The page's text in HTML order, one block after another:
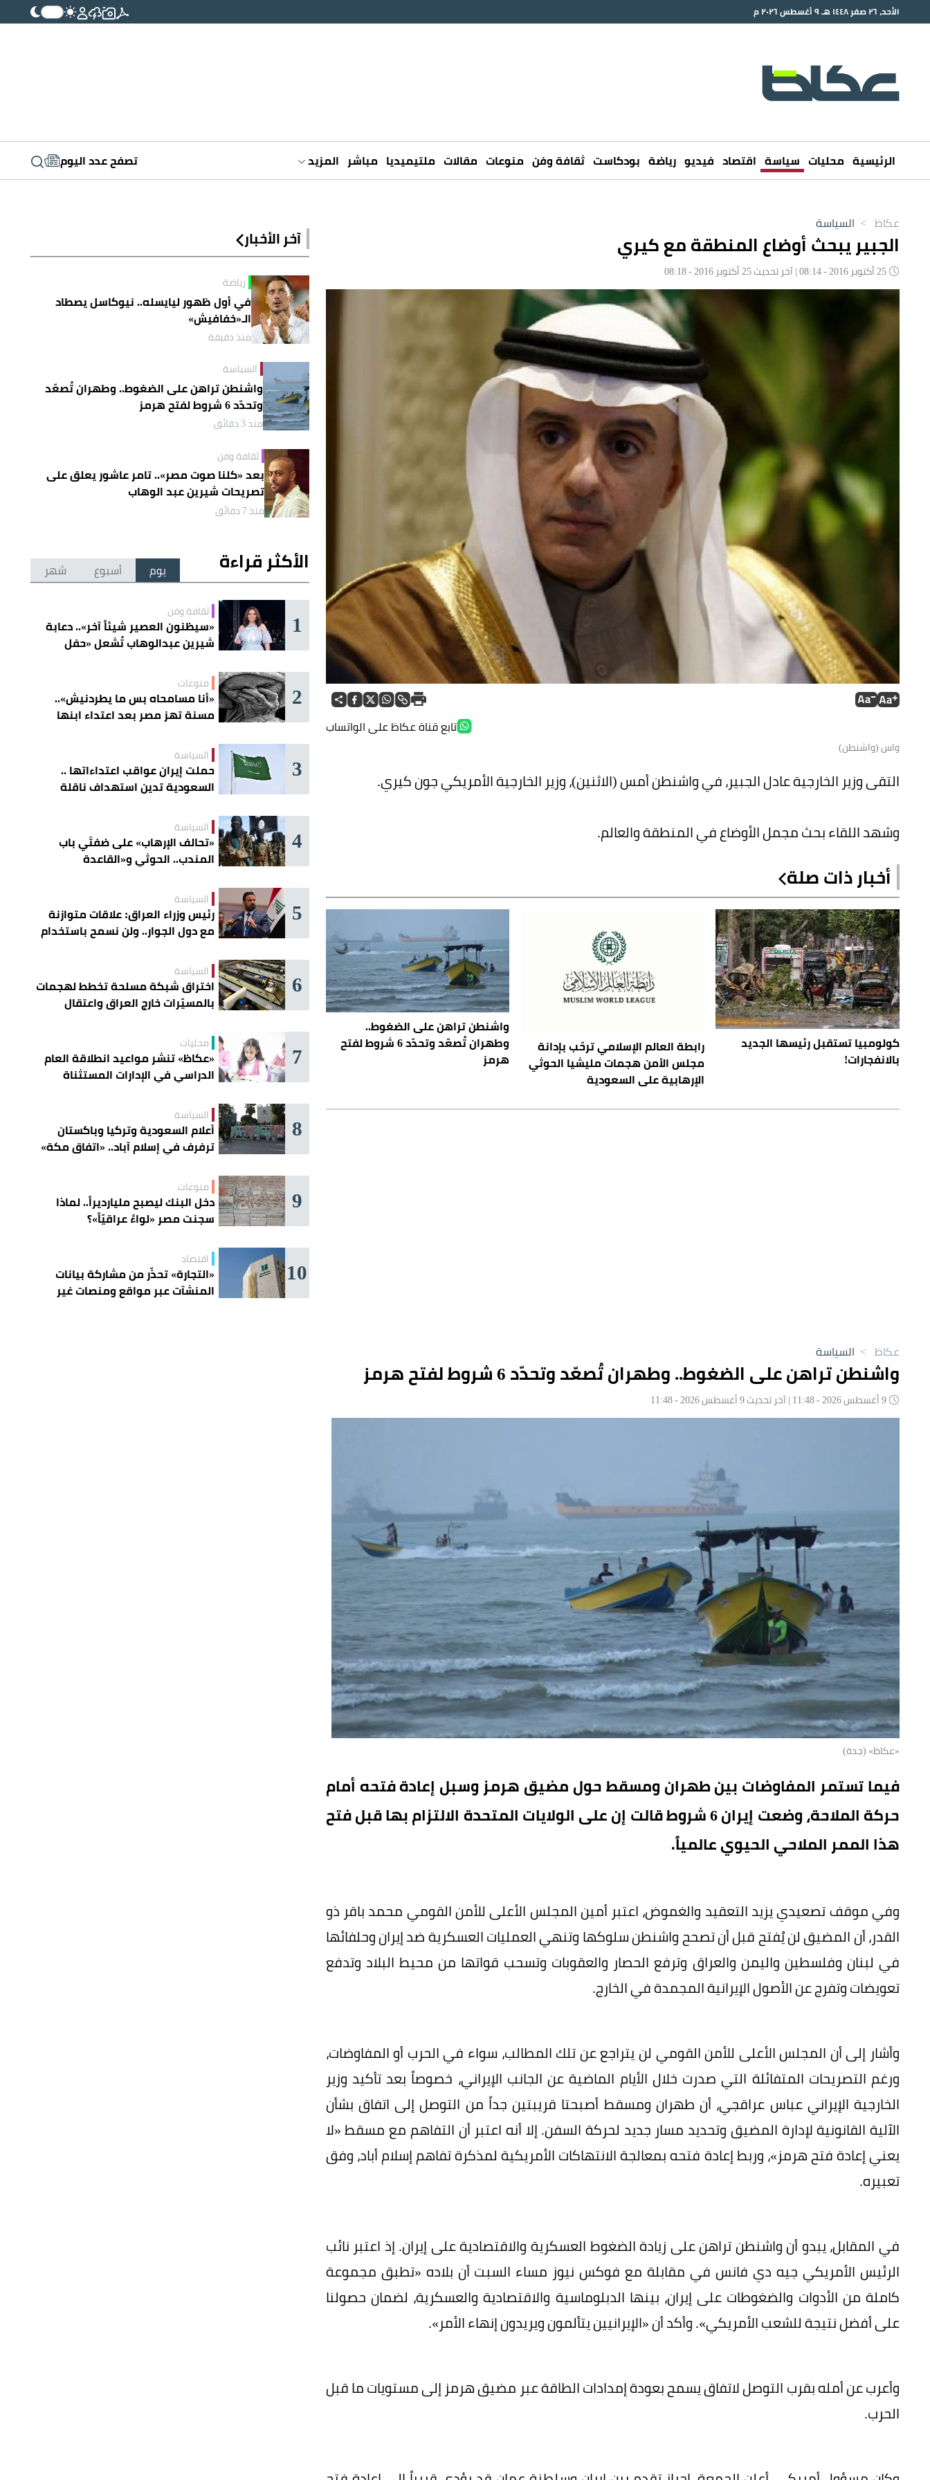
الأحد، ٢٦ صفر ١٤٤٨ هـ ٩ أغسطس ٢٠٢٦ م
الرئيسية محليات سياسة اقتصاد فيديو رياضة بودكاست ثقافة وفن منوعات مقالات ملتيميديا مباشر المزيد تصفح عدد اليوم
عكاظ > السياسة
الجبير يبحث أوضاع المنطقة مع كيري
تابع قناة عكاظ على الواتساب
واس (واشنطن)
التقى وزير الخارجية عادل الجبير، في واشنطن أمس (الاثنين)، وزير الخارجية الأمريكي جون كيري.
وشهد اللقاء بحث مجمل الأوضاع في المنطقة والعالم.
أخبار ذات صلة
كولومبيا تستقبل رئيسها الجديد
بالانفجارات!
رابطة العالم الإسلامي ترحّب بإدانة
مجلس الأمن هجمات مليشيا الحوثي
الإرهابية على السعودية
واشنطن تراهن على الضغوط..
وطهران تُصعّد وتحدّد 6 شروط لفتح
هرمز
آخر الأخبار
رياضة
في أول ظهور ليايسله.. نيوكاسل يصطاد
الـ«خفافيش»
منذ دقيقة
السياسة
واشنطن تراهن على الضغوط.. وطهران تُصعّد
وتحدّد 6 شروط لفتح هرمز
منذ 3 دقائق
ثقافة وفن
بعد «كلنا صوت مصر».. تامر عاشور يعلق على
تصريحات شيرين عبد الوهاب
منذ 7 دقائق
الأكثر قراءة يوم أسبوع شهر
1 ثقافة وفن
«سيظنون العصير شيئاً آخر».. دعابة
شيرين عبدالوهاب تُشعل «حفل
2 منوعات
«أنا مسامحاه بس ما يطردنيش»..
مسنة تهز مصر بعد اعتداء ابنها
3 السياسة
حملت إيران عواقب اعتداءاتها ..
السعودية تدين استهداف ناقلة
4 السياسة
«تحالف الإرهاب» على ضفتَي باب
المندب.. الحوثي و«القاعدة
5 السياسة
رئيس وزراء العراق: علاقات متوازنة
مع دول الجوار.. ولن نسمح باستخدام
6 السياسة
اختراق شبكة مسلحة تخطط لهجمات
بالمسيّرات خارج العراق واعتقال
7 محليات
«عكاظ» تنشر مواعيد انطلاقة العام
الدراسي في الإدارات المستثناة
8 السياسة
أعلام السعودية وتركيا وباكستان
ترفرف في إسلام آباد.. «اتفاق مكة»
9 منوعات
دخل البنك ليصبح مليارديراً.. لماذا
سجنت مصر «لواءً عراقيّاً»؟
10 اقتصاد
«التجارة» تحذّر من مشاركة بيانات
المنشآت عبر مواقع ومنصات غير
عكاظ > السياسة
واشنطن تراهن على الضغوط.. وطهران تُصعّد وتحدّد 6 شروط لفتح هرمز
«عكاظ» (جدة)
فيما تستمر المفاوضات بين طهران ومسقط حول مضيق هرمز وسبل إعادة فتحه أمام
حركة الملاحة، وضعت إيران 6 شروط قالت إن على الولايات المتحدة الالتزام بها قبل فتح
هذا الممر الملاحي الحيوي عالمياً.
وفي موقف تصعيدي يزيد التعقيد والغموض، اعتبر أمين المجلس الأعلى للأمن القومي محمد باقر ذو
القدر، أن المضيق لن يُفتح قبل أن تصحح واشنطن سلوكها وتنهي العمليات العسكرية ضد إيران وحلفائها
في لبنان وفلسطين واليمن والعراق وترفع الحصار والعقوبات وتسحب قواتها من محيط البلاد وتدفع
تعويضات وتفرج عن الأصول الإيرانية المجمدة في الخارج.
وأشار إلى أن المجلس الأعلى للأمن القومي لن يتراجع عن تلك المطالب، سواء في الحرب أو المفاوضات،
ورغم التصريحات المتفائلة التي صدرت خلال الأيام الماضية عن الجانب الإيراني، خصوصاً بعد تأكيد وزير
الخارجية الإيراني عباس عراقجي، أن طهران ومسقط أصبحتا قريبتين جداً من التوصل إلى اتفاق بشأن
الآلية القانونية لإدارة المضيق وتحديد مسار جديد لحركة السفن. إلا أنه اعتبر أن التفاهم مع مسقط «لا
يعني إعادة فتح هرمز»، وربط إعادة فتحه بمعالجة الانتهاكات الأمريكية لمذكرة تفاهم إسلام أباد، وفق
تعبيره.
في المقابل، يبدو أن واشنطن تراهن على زيادة الضغوط العسكرية والاقتصادية على إيران. إذ اعتبر نائب
الرئيس الأمريكي جيه دي فانس في مقابلة مع فوكس نيوز مساء السبت أن بلاده «تطبق مجموعة
كاملة من الأدوات والضغوطات على إيران، بينها الدبلوماسية والاقتصادية والعسكرية، لضمان حصولنا
على أفضل نتيجة للشعب الأمريكي». وأكد أن «الإيرانيين يتألمون ويريدون إنهاء الأمر».
وأعرب عن أمله بقرب التوصل لاتفاق يسمح بعودة إمدادات الطاقة عبر مضيق هرمز إلى مستويات ما قبل
الحرب.